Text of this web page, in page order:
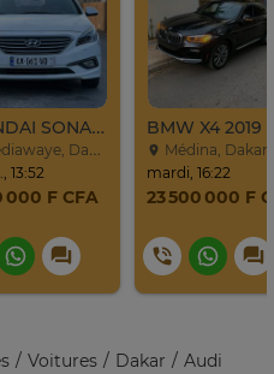
HYUNDAI SONATA 2016
Dakar
13:52
000 F CFA
BMW X4 2019
Médina, Dakar
mardi, 16:22
23 500 000 F
Voitures Dakar
Audi